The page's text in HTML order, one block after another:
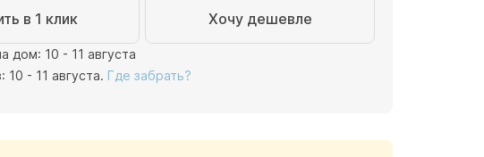
в 1 клик Хочу дешевле
дом: 10 - 11 августа
- 11 августа. Где забрать?